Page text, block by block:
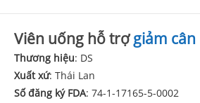
Viên uống hỗ trợgiảm cân
Thương hiệu: DS
Xuất xứ: Thái Lan
Số đăng ký FDA: 74-1-17165-5-0002